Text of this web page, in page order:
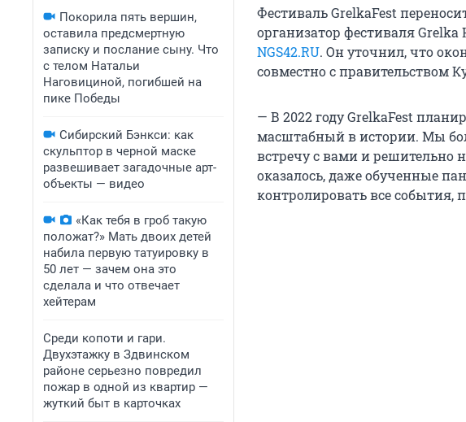
Покорила пять вершин,
оставила предсмертную
записку и послание сыну. Что
с телом Натальи
Наговициной, погибшей на
пике Победы
Сибирский Бэнкси: как
скульптор в черной маске
развешивает загадочные арт-
объекты — видео
«Как тебя в гроб такую
положат?» Мать двоих детей
набила первую татуировку в
50 лет — зачем она это
сделала и что отвечает
хейтерам
Среди копоти и гари.
Двухэтажку в Здвинском
районе серьезно повредил
пожар в одной из квартир —
жуткий быт в карточках
Фестиваль GrelkaFest
организатор фестиваля
NGS42.RU. Он уточнил, что
совместно с правительством
— В 2022 году GrelkaFest
масштабный в истории. Мы
встречу с вами и решительно
оказалось, даже обученные
контролировать все события,